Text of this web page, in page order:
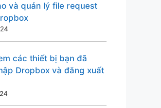
và quản lý file request
các thiết bị bạn đã
Dropbox và đăng xuất